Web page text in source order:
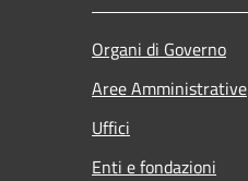
Organi di Governo
Aree Amministrative
Uffici
Enti e fondazioni